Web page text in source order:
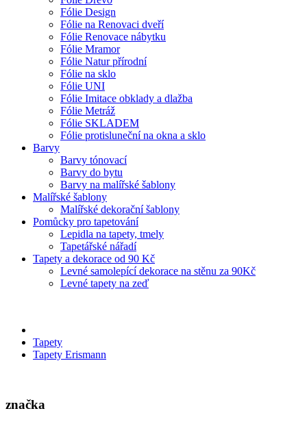
Fólie Design
Fólie na Renovaci dveří
Fólie Renovace nábytku
Fólie Mramor
Fólie Natur přírodní
Fólie na sklo
Fólie UNI
Fólie Imitace obklady a dlažba
Fólie Metráž
Fólie SKLADEM
Fólie protisluneční na okna a sklo
Barvy
Barvy tónovací
Barvy do bytu
Barvy na malířské šablony
Malířské šablony
Malířské dekorační šablony
Pomůcky pro tapetování
Lepidla na tapety, tmely
Tapetářské nářadí
Tapety a dekorace od 90 Kč
Levné samolepící dekorace na stěnu za 90Kč
Levné tapety na zeď
Tapety
Tapety Erismann
značka